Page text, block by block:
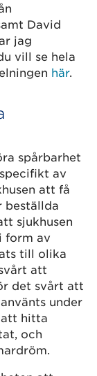
David
jag
vill se hela
här.
spårbarhet
av
att få
beställda
sjukhusen
form av
till olika
att
det svårt att
under
att hitta
och